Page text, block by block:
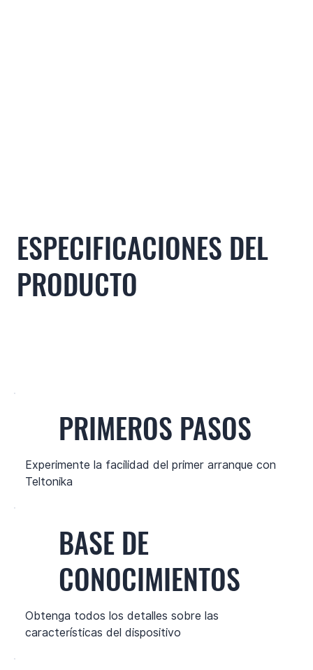
ESPECIFICACIONES DEL
PRODUCTO
PRIMEROS PASOS
Experimente la facilidad del primer arranque con
Teltonika
BASE DE
CONOCIMIENTOS
Obtenga todos los detalles sobre las
características del dispositivo